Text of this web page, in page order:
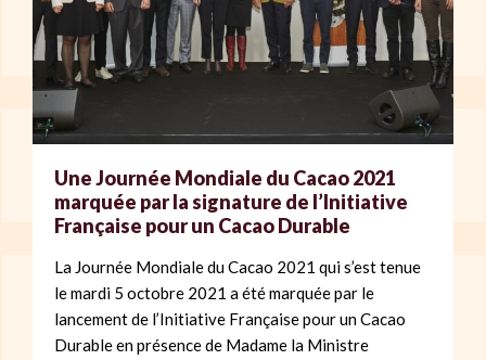
Une Journée Mondiale du Cacao 2021
marquée par la signature de l’Initiative
Française pour un Cacao Durable
La Journée Mondiale du Cacao 2021 qui s’est tenue
le mardi 5 octobre 2021 a été marquée par le
lancement de l’Initiative Française pour un Cacao
Durable en présence de Madame la Ministre